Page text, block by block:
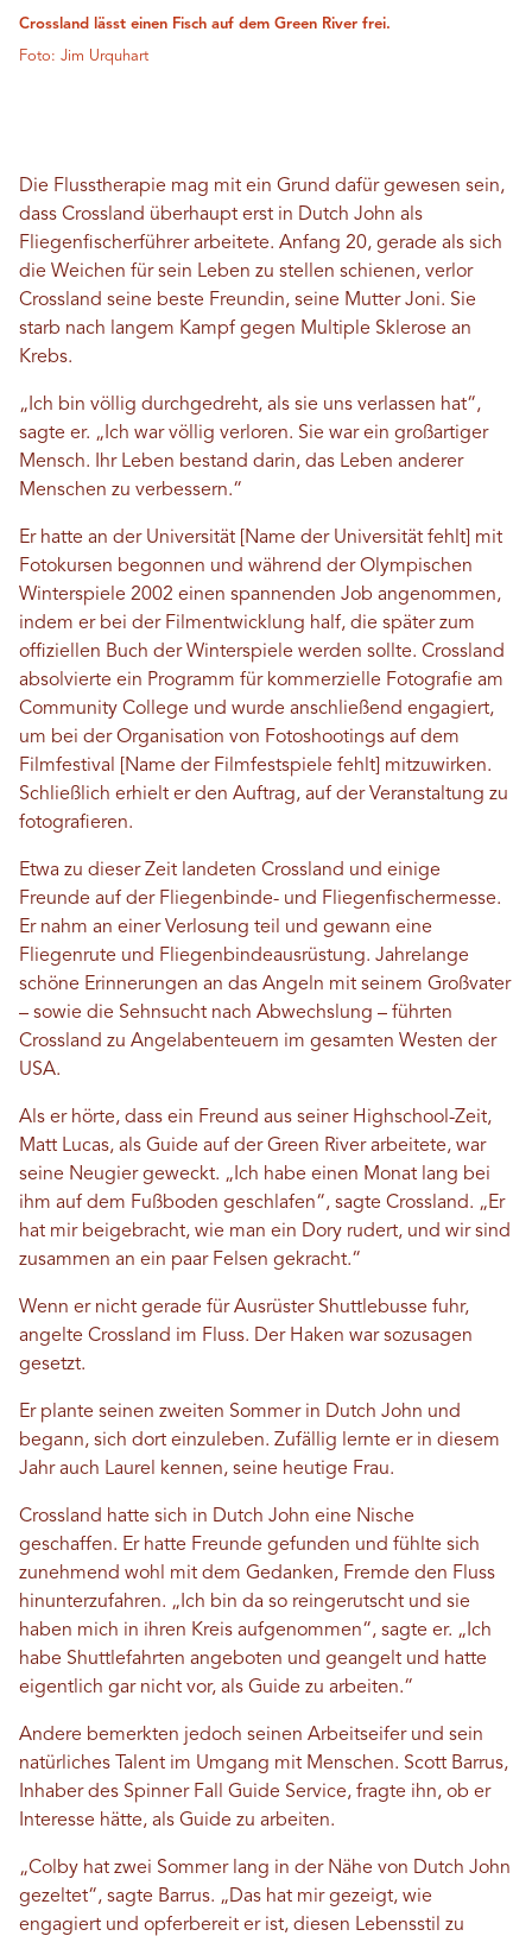
Crossland lässt einen Fisch auf dem Green River frei.
Foto: Jim Urquhart
Die Flusstherapie mag mit ein Grund dafür gewesen sein,
dass Crossland überhaupt erst in Dutch John als
Fliegenfischerführer arbeitete. Anfang 20, gerade als sich
die Weichen für sein Leben zu stellen schienen, verlor
Crossland seine beste Freundin, seine Mutter Joni. Sie
starb nach langem Kampf gegen Multiple Sklerose an
Krebs.
„Ich bin völlig durchgedreht, als sie uns verlassen hat“,
sagte er. „Ich war völlig verloren. Sie war ein großartiger
Mensch. Ihr Leben bestand darin, das Leben anderer
Menschen zu verbessern.“
Er hatte an der Universität [Name der Universität fehlt] mit
Fotokursen begonnen und während der Olympischen
Winterspiele 2002 einen spannenden Job angenommen,
indem er bei der Filmentwicklung half, die später zum
offiziellen Buch der Winterspiele werden sollte. Crossland
absolvierte ein Programm für kommerzielle Fotografie am
Community College und wurde anschließend engagiert,
um bei der Organisation von Fotoshootings auf dem
Filmfestival [Name der Filmfestspiele fehlt] mitzuwirken.
Schließlich erhielt er den Auftrag, auf der Veranstaltung zu
fotografieren.
Etwa zu dieser Zeit landeten Crossland und einige
Freunde auf der Fliegenbinde- und Fliegenfischermesse.
Er nahm an einer Verlosung teil und gewann eine
Fliegenrute und Fliegenbindeausrüstung. Jahrelange
schöne Erinnerungen an das Angeln mit seinem Großvater
– sowie die Sehnsucht nach Abwechslung – führten
Crossland zu Angelabenteuern im gesamten Westen der
USA.
Als er hörte, dass ein Freund aus seiner Highschool-Zeit,
Matt Lucas, als Guide auf der Green River arbeitete, war
seine Neugier geweckt. „Ich habe einen Monat lang bei
ihm auf dem Fußboden geschlafen“, sagte Crossland. „Er
hat mir beigebracht, wie man ein Dory rudert, und wir sind
zusammen an ein paar Felsen gekracht.“
Wenn er nicht gerade für Ausrüster Shuttlebusse fuhr,
angelte Crossland im Fluss. Der Haken war sozusagen
gesetzt.
Er plante seinen zweiten Sommer in Dutch John und
begann, sich dort einzuleben. Zufällig lernte er in diesem
Jahr auch Laurel kennen, seine heutige Frau.
Crossland hatte sich in Dutch John eine Nische
geschaffen. Er hatte Freunde gefunden und fühlte sich
zunehmend wohl mit dem Gedanken, Fremde den Fluss
hinunterzufahren. „Ich bin da so reingerutscht und sie
haben mich in ihren Kreis aufgenommen“, sagte er. „Ich
habe Shuttlefahrten angeboten und geangelt und hatte
eigentlich gar nicht vor, als Guide zu arbeiten.“
Andere bemerkten jedoch seinen Arbeitseifer und sein
natürliches Talent im Umgang mit Menschen. Scott Barrus,
Inhaber des Spinner Fall Guide Service, fragte ihn, ob er
Interesse hätte, als Guide zu arbeiten.
„Colby hat zwei Sommer lang in der Nähe von Dutch John
gezeltet“, sagte Barrus. „Das hat mir gezeigt, wie
engagiert und opferbereit er ist, diesen Lebensstil zu